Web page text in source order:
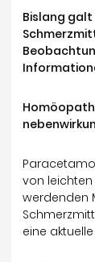
Bislang
von
werdenden
eine